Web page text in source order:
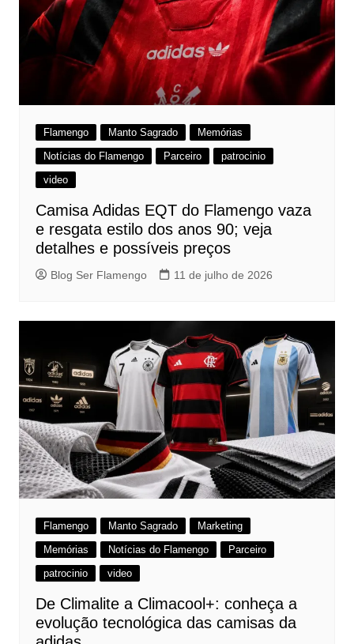
Flamengo Manto Sagrado
Memórias
Notícias do Flamengo
Parceiro
patrocinio
video
Camisa Adidas EQT do Flamengo vaza
e resgata estilo dos anos 90; veja
detalhes e possíveis preços
Blog Ser Flamengo 11 de julho de 2026
Flamengo Manto Sagrado
Marketing
Memórias
Notícias do Flamengo
Parceiro
patrocinio
video
De Climalite a Climacool+: conheça a
evolução tecnológica das camisas da